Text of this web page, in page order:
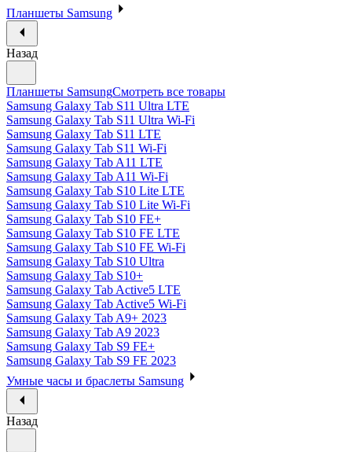
Планшеты Samsung
Назад
Планшеты SamsungСмотреть все товары
Samsung Galaxy Tab S11 Ultra LTE
Samsung Galaxy Tab S11 Ultra Wi-Fi
Samsung Galaxy Tab S11 LTE
Samsung Galaxy Tab S11 Wi-Fi
Samsung Galaxy Tab A11 LTE
Samsung Galaxy Tab A11 Wi-Fi
Samsung Galaxy Tab S10 Lite LTE
Samsung Galaxy Tab S10 Lite Wi-Fi
Samsung Galaxy Tab S10 FE+
Samsung Galaxy Tab S10 FE LTE
Samsung Galaxy Tab S10 FE Wi-Fi
Samsung Galaxy Tab S10 Ultra
Samsung Galaxy Tab S10+
Samsung Galaxy Tab Active5 LTE
Samsung Galaxy Tab Active5 Wi-Fi
Samsung Galaxy Tab A9+ 2023
Samsung Galaxy Tab A9 2023
Samsung Galaxy Tab S9 FE+
Samsung Galaxy Tab S9 FE 2023
Умные часы и браслеты Samsung
Назад